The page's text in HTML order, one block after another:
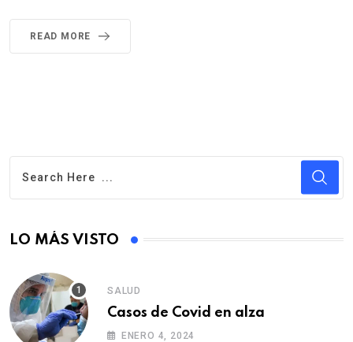
READ MORE
LO MÁS VISTO
SALUD
Casos de Covid en alza
ENERO 4, 2024